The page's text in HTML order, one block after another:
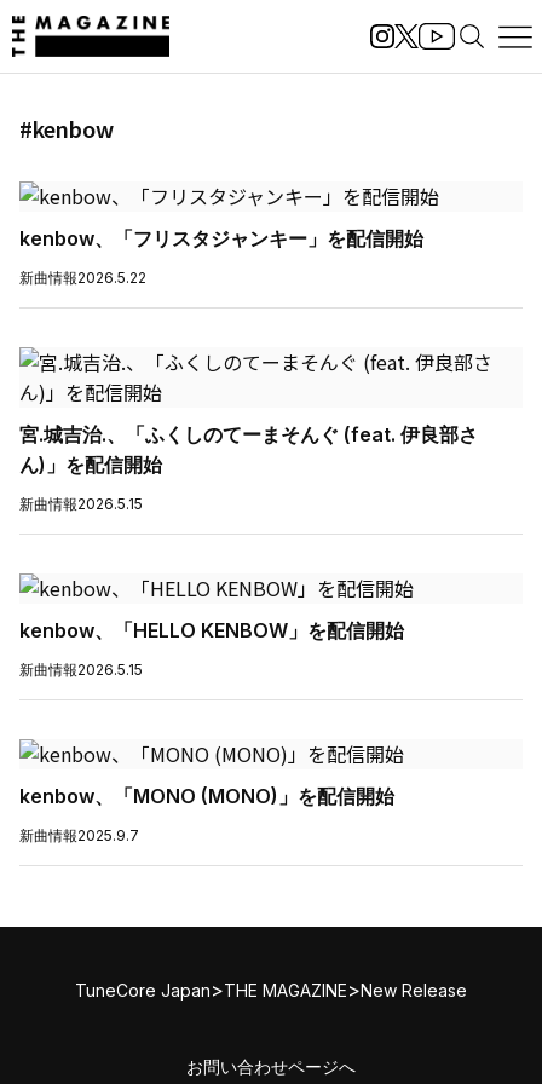
#kenbow
kenbow、「フリスタジャンキー」を配信開始
新曲情報2026.5.22
宮.城吉治.、「ふくしのてーまそんぐ (feat. 伊良部さ
ん)」を配信開始
新曲情報2026.5.15
kenbow、「HELLO KENBOW」を配信開始
新曲情報2026.5.15
kenbow、「MONO (MONO)」を配信開始
新曲情報2025.9.7
TuneCore Japan>THE MAGAZINE>New Release
お問い合わせページへ